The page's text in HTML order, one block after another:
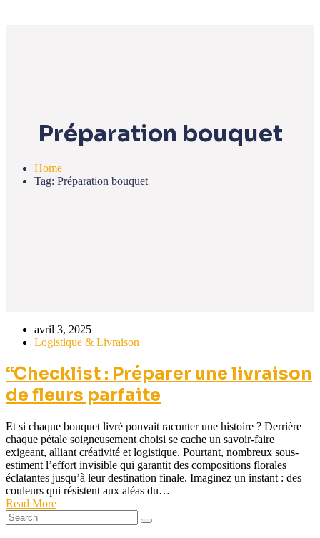
Préparation bouquet
Home
Tag: Préparation bouquet
avril 3, 2025
Logistique & Livraison
“Checklist : Préparer une livraison
de fleurs parfaite
Et si chaque bouquet livré pouvait raconter une histoire ? Derrière
chaque pétale soigneusement choisi se cache un savoir-faire
exigeant, alliant créativité et logistique. Pourtant, nombreux sous-
estiment l’effort invisible qui garantit des compositions florales
éclatantes jusqu’à leur destination finale. Imaginez un instant : des
couleurs qui résistent aux aléas du…
Read More